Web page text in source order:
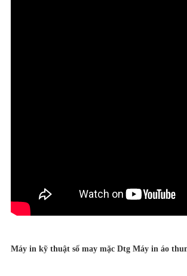
Máy in kỹ thuật số may mặc Dtg Máy in áo